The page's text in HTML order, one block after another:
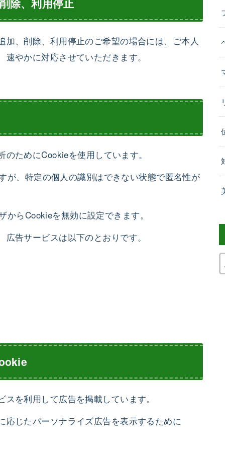
除、利用停止
、削除、利用停止のご希望の場合には、ご本人
やかに対応させていただきます。
ためにCookieを使用しています。
が、特定の個人の識別はできない状態で匿名性が
らCookieを無効に設定できます。
告サービスは以下のとおりです。
を利用して広告を掲載しています。
応じたパーソナライズ広告を表示するために